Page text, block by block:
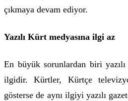
çıkmaya devam ediyor.
Yazılı Kürt medyasına ilgi az
En büyük sorunlardan biri
ilgidir. Kürtler, Kürtçe
gösterse de aynı ilgiyi yazılı